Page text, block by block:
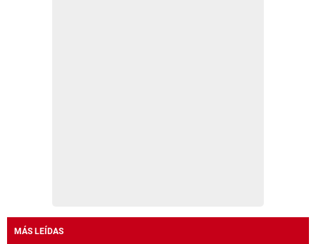
MÁS LEÍDAS